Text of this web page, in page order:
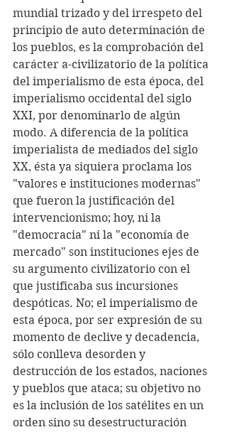
mundial trizado y del irrespeto del
principio de auto determinación de
los pueblos, es la comprobación del
carácter a-civilizatorio de la política
del imperialismo de esta época, del
imperialismo occidental del siglo
XXI, por denominarlo de algún
modo. A diferencia de la política
imperialista de mediados del siglo
XX, ésta ya siquiera proclama los
"valores e instituciones modernas"
que fueron la justificación del
intervencionismo; hoy, ni la
"democracia" ni la "economía de
mercado" son instituciones ejes de
su argumento civilizatorio con el
que justificaba sus incursiones
despóticas. No; el imperialismo de
esta época, por ser expresión de su
momento de declive y decadencia,
sólo conlleva desorden y
destrucción de los estados, naciones
y pueblos que ataca; su objetivo no
es la inclusión de los satélites en un
orden sino su desestructuración